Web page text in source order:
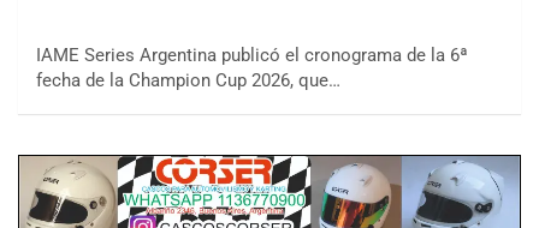
IAME Series Argentina publicó el cronograma de la 6ª
fecha de la Champion Cup 2026, que…